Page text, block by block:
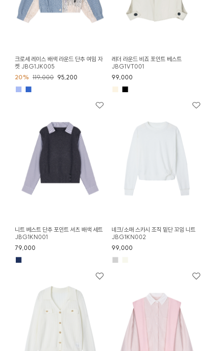
크로셰 레이스 배색 라운드 단추 여밈 자
켓 JBG1JK005
20% 119,000 95,200
■ ■
레더 라운드 비죠 포인트 베스트
JBG1VT001
99,000
■ ■
니트 베스트 단추 포인트 셔츠 배색 세트
JBG1KN001
79,000
■
네크/소매 스카시 조직 밑단 꼬임 니트
JBG1KN002
99,000
■